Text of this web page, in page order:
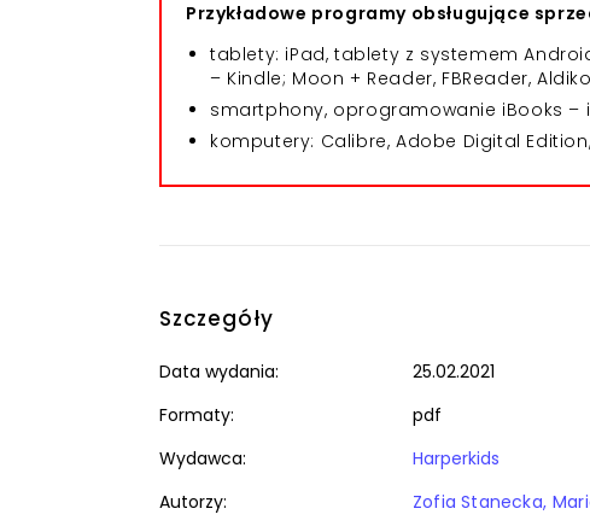
Przykładowe programy obsługujące
tablety: iPad, tablety z systemem
– Kindle; Moon + Reader, FBReader, Aldiko
smartphony, oprogramowanie iBooks –
komputery: Calibre, Adobe Digital
Szczegóły
Data wydania:
25.02.2021
Formaty:
pdf
Wydawca:
Harperkids
Autorzy:
Zofia Stanecka